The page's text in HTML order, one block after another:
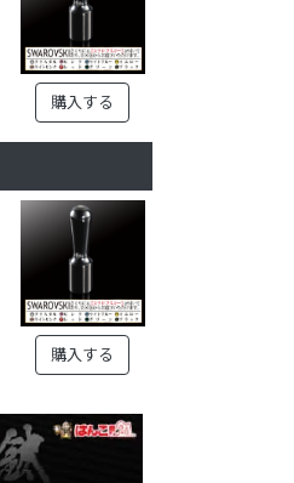
購入する
購入する